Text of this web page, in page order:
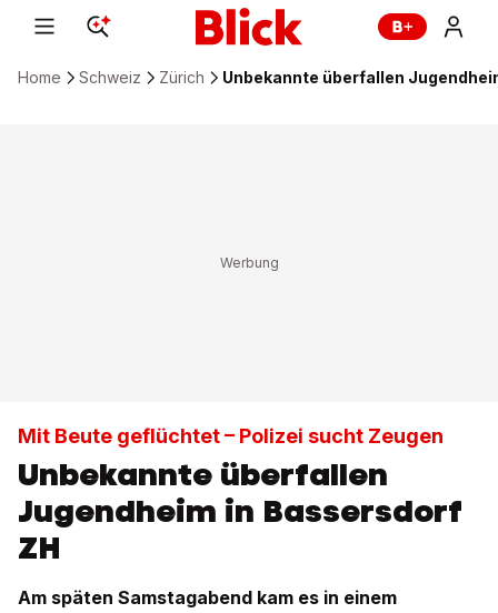
Home Schweiz Zürich Unbekannte überfallen
Mit Beute geflüchtet – Polizei sucht Zeugen
Unbekannte überfallen
Jugendheim in Bassersdorf
ZH
Am späten Samstagabend kam es in einem